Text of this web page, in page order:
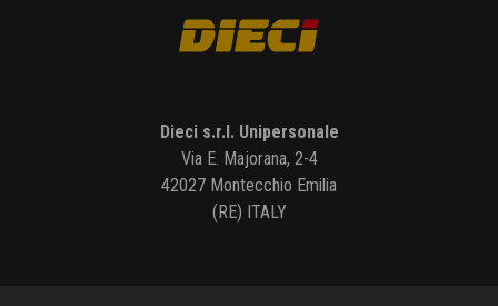
Dieci s.r.l. Unipersonale
Via E. Majorana, 2-4
42027 Montecchio Emilia
(RE) ITALY